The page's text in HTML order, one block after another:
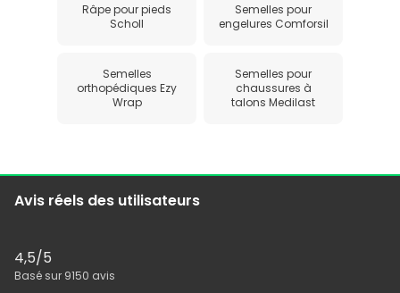
Râpe pour pieds
Scholl
Semelles pour
engelures Comforsil
Semelles
orthopédiques Ezy
Wrap
Semelles pour
chaussures à
talons Medilast
Avis réels des utilisateurs
4,5/5
Basé sur 9150 avis